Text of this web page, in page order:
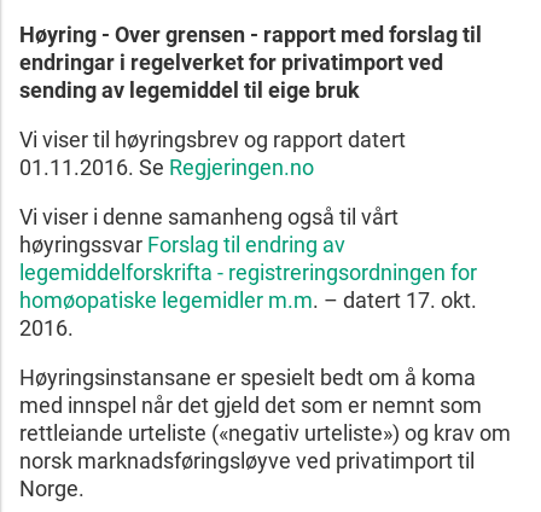
Høyring - Over grensen - rapport med forslag til
endringar i regelverket for privatimport ved
sending av legemiddel til eige bruk
Vi viser til høyringsbrev og rapport datert
01.11.2016. Se Regjeringen.no
Vi viser i denne samanheng også til vårt
høyringssvar Forslag til endring av
legemiddelforskrifta - registreringsordningen for
homøopatiske legemidler m.m. – datert 17. okt.
2016.
Høyringsinstansane er spesielt bedt om å koma
med innspel når det gjeld det som er nemnt som
rettleiande urteliste («negativ urteliste») og krav om
norsk marknadsføringsløyve ved privatimport til
Norge.